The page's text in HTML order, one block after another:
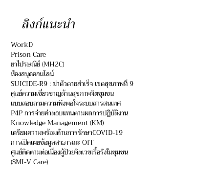
ลิงก์แนะนำ
WorkD
Prison Care
ยาไปรษณีย์ (MH2C)
ห้องสมุดออนไลน์
SUICIDE-R9 : ฆ่าตัวตายสำเร็จ เขตสุขภาพที่ 9
ศูนย์ความเชี่ยวชาญด้านสุขภาพจิตชุมชน
แบบสอบถามความพึงพอใจระบบสารสนเทศ
P4P การจ่ายค่าตอบแทนตามผลการปฏิบัติงาน
Knowledge Management (KM)
เตรียมความพร้อมด้านการรักษาCOVID-19
การเปิดเผยข้อมูลสาธารณะ OIT
ศูนย์ติดตามต่อเนื่องผู้ป่วยจิตเวชเรื้อรังในชุมชน
(SMI-V Care)